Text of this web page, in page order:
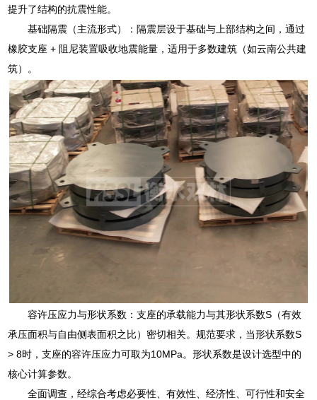
提升了结构的抗震性能。
基础隔震（主流形式）：隔震层设于基础与上部结构之间，通过
橡胶支座 + 阻尼装置吸收地震能量，适用于多数建筑（如云南公共建
筑）。
容许压应力与形状系数：支座的承载能力与其形状系数S（有效
承压面积与自由侧表面积之比）密切相关。规范要求，当形状系数S
> 8时，支座的容许压应力可取为10MPa。形状系数是设计选型中的
核心计算参数。
全面调查，经综合考虑必要性、有效性、经济性、可行性和安全